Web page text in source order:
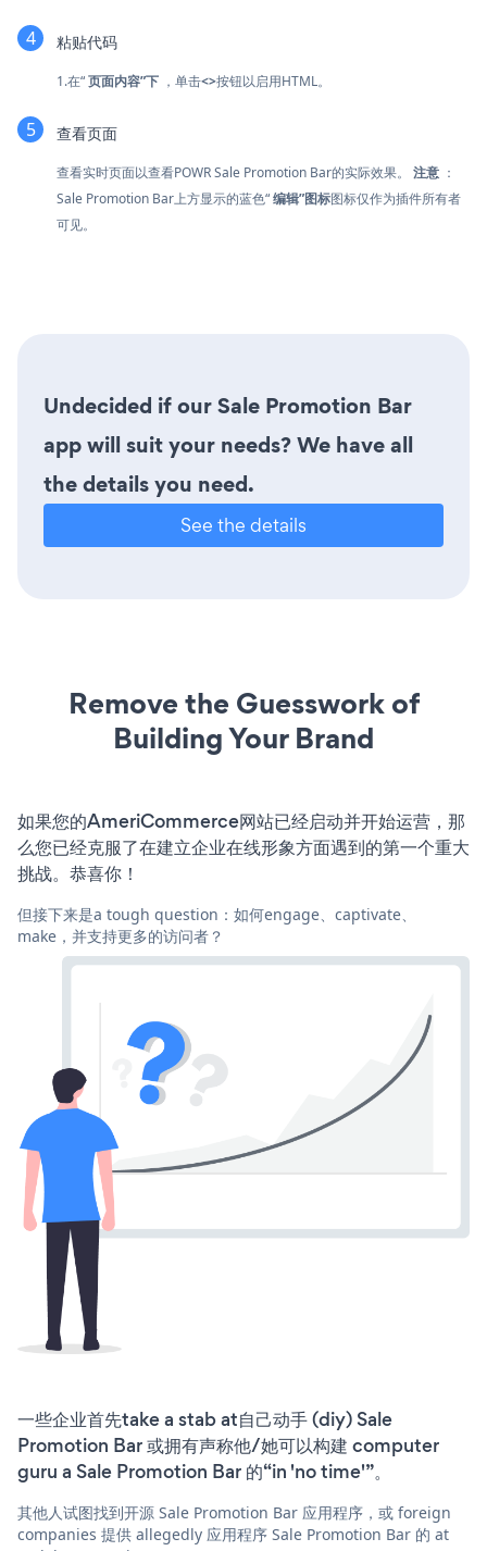
粘贴代码
1.在“页面内容”下 ，单击<>按钮以启用HTML。
查看页面
查看实时页面以查看POWR Sale Promotion Bar的实际效果。 注意 ：
Sale Promotion Bar上方显示的蓝色“编辑”图标图标仅作为插件所有者
可见。
Undecided if our Sale Promotion Bar
app will suit your needs? We have all
the details you need.
See the details
Remove the Guesswork of
Building Your Brand
如果您的AmeriCommerce网站已经启动并开始运营，那
么您已经克服了在建立企业在线形象方面遇到的第一个重大
挑战。恭喜你！
但接下来是a tough question：如何engage、captivate、
make，并支持更多的访问者？
一些企业首先take a stab at自己动手 (diy) Sale
Promotion Bar 或拥有声称他/她可以构建 computer
guru a Sale Promotion Bar 的“in 'no time'”。
其他人试图找到开源 Sale Promotion Bar 应用程序，或 foreign
companies 提供 allegedly 应用程序 Sale Promotion Bar 的 at